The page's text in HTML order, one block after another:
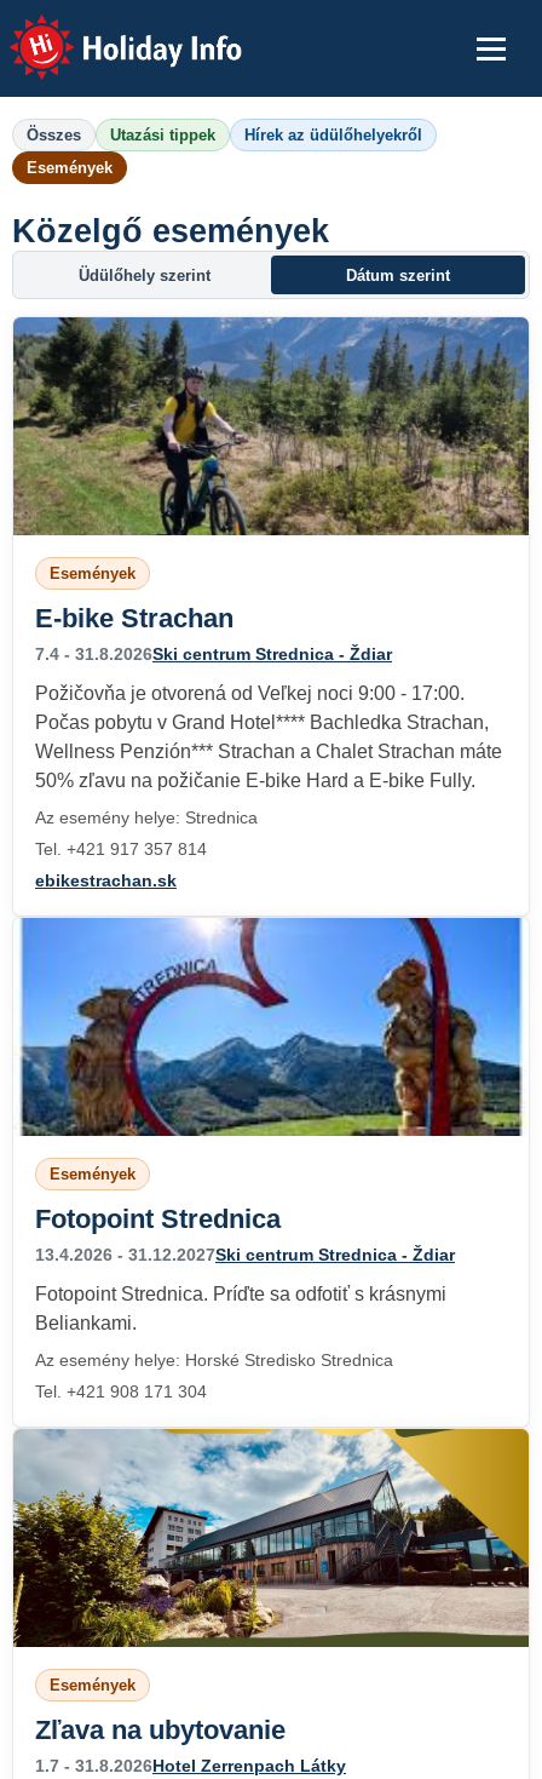
Holiday Info
Összes Utazási tippek
Hírek az üdülőhelyekről
Események
Közelgő események
Üdülőhely szerint Dátum szerint
Események
E-bike Strachan
7.4 - 31.8.2026Ski centrum Strednica - Ždiar
Požičovňa je otvorená od Veľkej noci 9:00 - 17:00.
Počas pobytu v Grand Hotel**** Bachledka Strachan,
Wellness Penzión*** Strachan a Chalet Strachan máte
50% zľavu na požičanie E-bike Hard a E-bike Fully.
Az esemény helye: Strednica
Tel. +421 917 357 814
ebikestrachan.sk
Események
Fotopoint Strednica
13.4.2026 - 31.12.2027Ski centrum Strednica - Ždiar
Fotopoint Strednica. Príďte sa odfotiť s krásnymi
Beliankami.
Az esemény helye: Horské Stredisko Strednica
Tel. +421 908 171 304
Események
Zľava na ubytovanie
1.7 - 31.8.2026Hotel Zerrenpach Látky